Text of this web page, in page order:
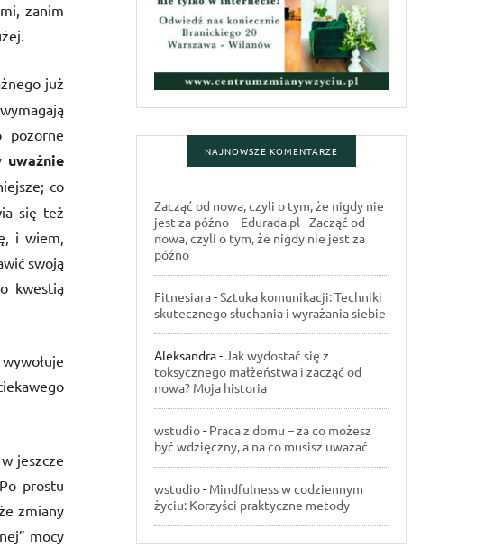
zanim
już
pozorne
uważnie
co
się też
i wiem,
swoją
kwestią
jeszcze
prostu
zmiany
mocy
NAJNOWSZE KOMENTARZE
Zacząć od nowa, czyli o tym, że nigdy nie
jest za późno – Edurada.pl -Zacząć od
nowa, czyli o tym, że nigdy nie jest za
późno
Fitnesiara-Sztuka komunikacji: Techniki
skutecznego słuchania i wyrażania siebie
Aleksandra-Jak wydostać się z
toksycznego małżeństwa i zacząć od
nowa? Moja historia
wstudio- Praca z domu – za co możesz
być wdzięczny, a na co musisz uważać
wstudio- Mindfulness w codziennym
życiu: Korzyści praktyczne metody